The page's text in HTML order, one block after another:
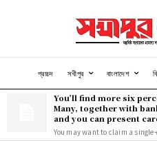
প্রচ্চদ সখীপুর বাংলাদেশ
You’ll find more six
Many, together with
and you can present
You may want to claim a